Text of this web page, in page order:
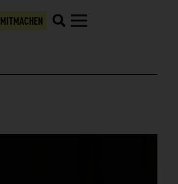
MITMACHEN